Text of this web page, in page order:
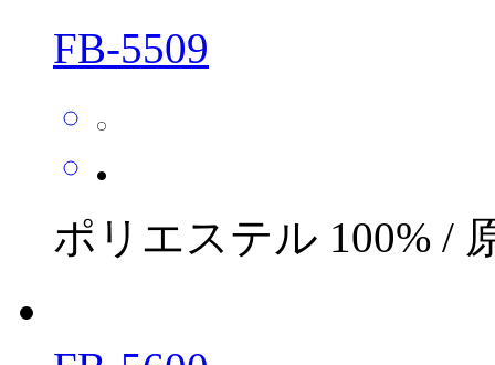
FB-5509
ポリエステル 100% /